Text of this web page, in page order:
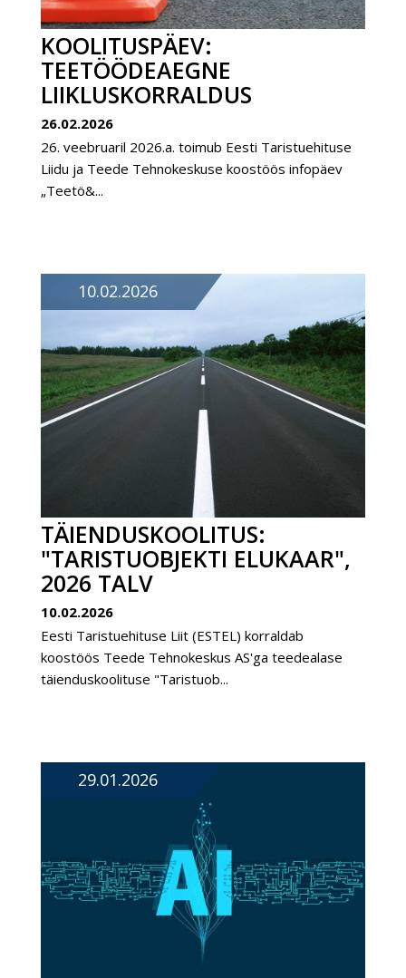
KOOLITUSPÄEV:
TEETÖÖDEAEGNE
LIIKLUSKORRALDUS
26.02.2026
26. veebruaril 2026.a. toimub Eesti Taristuehituse
Liidu ja Teede Tehnokeskuse koostöös infopäev
„Teetö&...
10.02.2026
TÄIENDUSKOOLITUS:
"TARISTUOBJEKTI ELUKAAR",
2026 TALV
10.02.2026
Eesti Taristuehituse Liit (ESTEL) korraldab
koostöös Teede Tehnokeskus AS'ga teedealase
täienduskoolituse "Taristuob...
29.01.2026